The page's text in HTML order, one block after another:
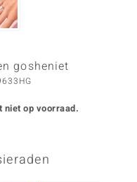
gosheniet
niet op voorraad.